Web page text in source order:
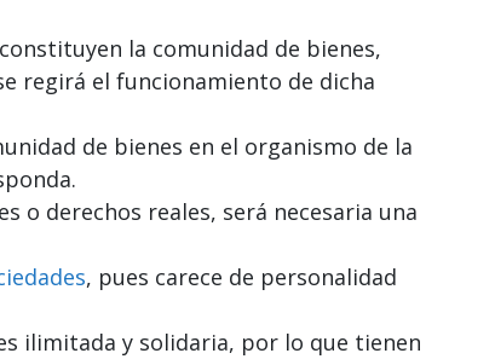
la comunidad de bienes,
regirá el funcionamiento de dicha
de bienes en el organismo de la
o derechos reales, será necesaria una
, pues carece de personalidad
ilimitada y solidaria, por lo que tienen